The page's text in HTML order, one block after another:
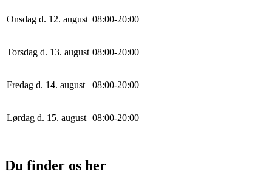
Onsdag d. 12. august 08:00-20:00
Torsdag d. 13. august 08:00-20:00
Fredag d. 14. august 08:00-20:00
Lørdag d. 15. august 08:00-20:00
Du finder os her